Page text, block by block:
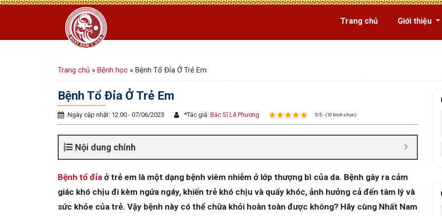
Trang chủ Giới thiệu
Trang chủ » Bệnh học » Bệnh Tổ Đỉa Ở Trẻ Em
Bệnh Tổ Đỉa Ở Trẻ Em
Ngày cập nhật: 12:00 - 07/06/2023 *Tác giả: Bác Sĩ Lê Phương 5/5 - (10 bình chọn)
Nội dung chính
Bệnh tổ đỉa ở trẻ em là một dạng bệnh viêm nhiễm ở lớp thượng bì của da. Bệnh gây ra cảm
giác khó chịu đi kèm ngứa ngáy, khiến trẻ khó chịu và quấy khóc, ảnh hưởng cả đến tâm lý và
sức khỏe của trẻ. Vậy bệnh này có thể chữa khỏi hoàn toàn được không? Hãy cùng Nhất Nam